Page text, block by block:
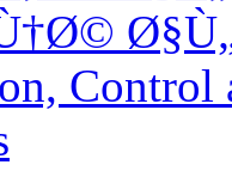
Control